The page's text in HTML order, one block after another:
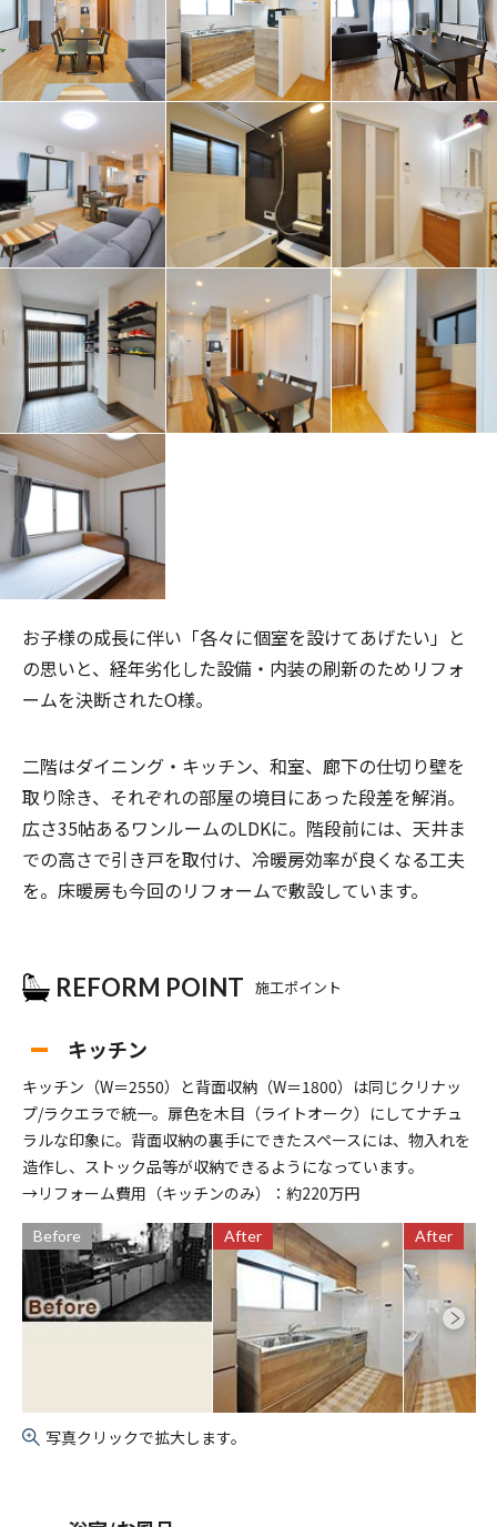
お子様の成長に伴い「各々に個室を設けてあげたい」と
の思いと、 経年劣化した設備・内装の刷新のためリフォ
ームを決断されたO様。
二階はダイニング・キッチン、和室、廊下の仕切り壁を
取り除き、それぞれの部屋の境目にあった段差を解消。
広さ35帖あるワンルームのLDKに。階段前には、天井ま
での高さで引き戸を取付け、冷暖房効率が良くなる工夫
を。床暖房も今回のリフォームで敷設しています。
REFORM POINT 施工ポイント
キッチン
キッチン（W＝2550）と背面収納（W＝1800）は同じクリナッ
プ/ラクエラで統一。扉色を木目（ライトオーク）にしてナチュ
ラルな印象に。背面収納の裏手にできたスペースには、物入れを
造作し、ストック品等が収納できるようになっています。
→リフォーム費用（キッチンのみ）：約220万円
Before After After
写真クリックで拡大します。